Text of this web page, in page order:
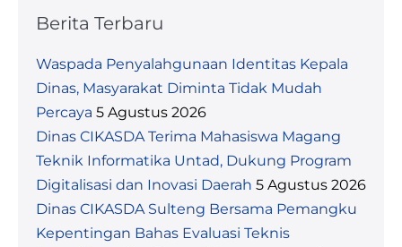
Berita Terbaru
Waspada Penyalahgunaan Identitas Kepala
Dinas, Masyarakat Diminta Tidak Mudah
Percaya 5 Agustus 2026
Dinas CIKASDA Terima Mahasiswa Magang
Teknik Informatika Untad, Dukung Program
Digitalisasi dan Inovasi Daerah 5 Agustus 2026
Dinas CIKASDA Sulteng Bersama Pemangku
Kepentingan Bahas Evaluasi Teknis